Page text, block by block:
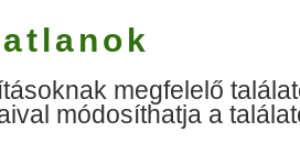
megfelelő
módosíthatja a